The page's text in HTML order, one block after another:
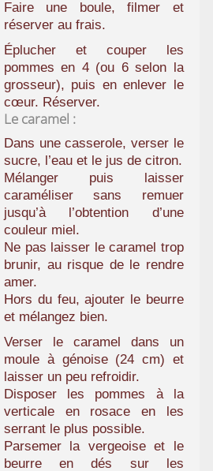
Faire une boule, filmer et
réserver au frais.
Éplucher et couper les
pommes en 4 (ou 6 selon la
grosseur), puis en enlever le
cœur. Réserver.
Le caramel :
Dans une casserole, verser le
sucre, l’eau et le jus de citron.
Mélanger puis laisser
caraméliser sans remuer
jusqu’à l’obtention d’une
couleur miel.
Ne pas laisser le caramel trop
brunir, au risque de le rendre
amer.
Hors du feu, ajouter le beurre
et mélangez bien.
Verser le caramel dans un
moule à génoise (24 cm) et
laisser un peu refroidir.
Disposer les pommes à la
verticale en rosace en les
serrant le plus possible.
Parsemer la vergeoise et le
beurre en dés sur les